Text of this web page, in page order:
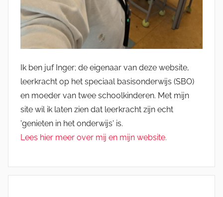
Ik ben juf Inger; de eigenaar van deze website,
leerkracht op het speciaal basisonderwijs (SBO)
en moeder van twee schoolkinderen. Met mijn
site wil ik laten zien dat leerkracht zijn echt
'genieten in het onderwijs' is.
Lees hier meer over mij en mijn website.